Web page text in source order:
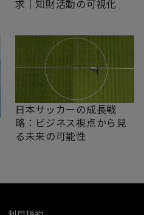
求｜知財活動の可視化
日本サッカーの成長戦
略：ビジネス視点から見
る未来の可能性